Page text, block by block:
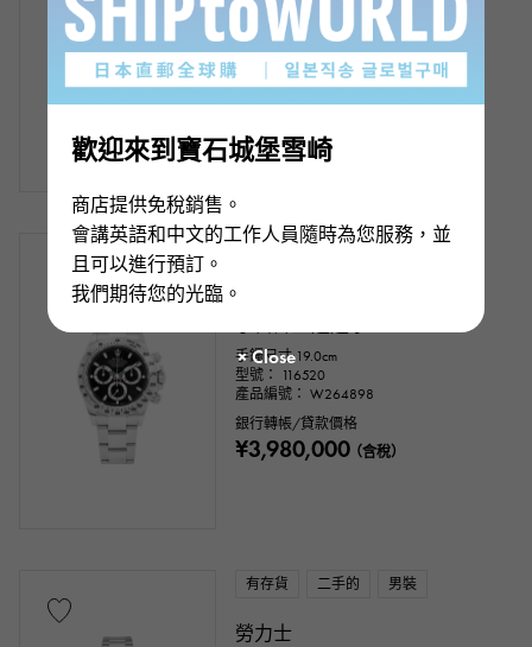
歡迎來到寶石城堡雪崎
商店提供免稅銷售。
會講英語和中文的工作人員隨時為您服務，並
且可以進行預訂。
我們期待您的光臨。
手鐲尺寸:19.0cm
型號： 126503
產品編號： W267359
零售價：3,642,100日元（含稅）
銀行轉帳/貸款價格
¥4,470,000
有存貨 二手的 男裝
勞力士
手鐲尺寸:19.0cm
型號： 116520
產品編號： W264898
銀行轉帳/貸款價格
¥3,980,000（含稅）
有存貨 二手的 男裝
勞力士